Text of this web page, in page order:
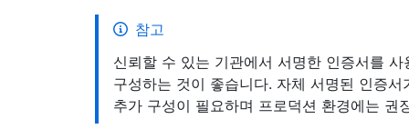
참고
신뢰할 수 있는 기관에서 서명한 인증서를
구성하는 것이 좋습니다. 자체 서명된 인증
추가 구성이 필요하며 프로덕션 환경에는 권